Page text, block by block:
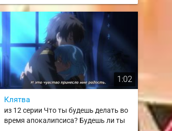
1:02
Клятва
из 12 серии Что ты будешь делать во
время апокалипсиса? Будешь ли ты